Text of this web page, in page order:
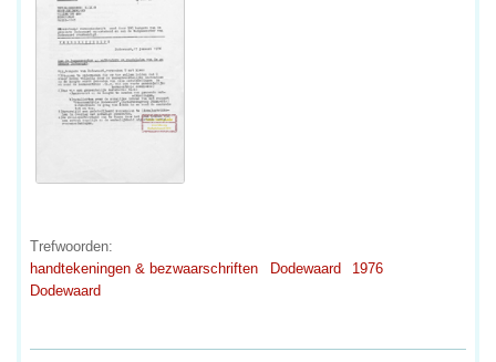
Trefwoorden:
handtekeningen & bezwaarschriften
Dodewaard
1976
Dodewaard